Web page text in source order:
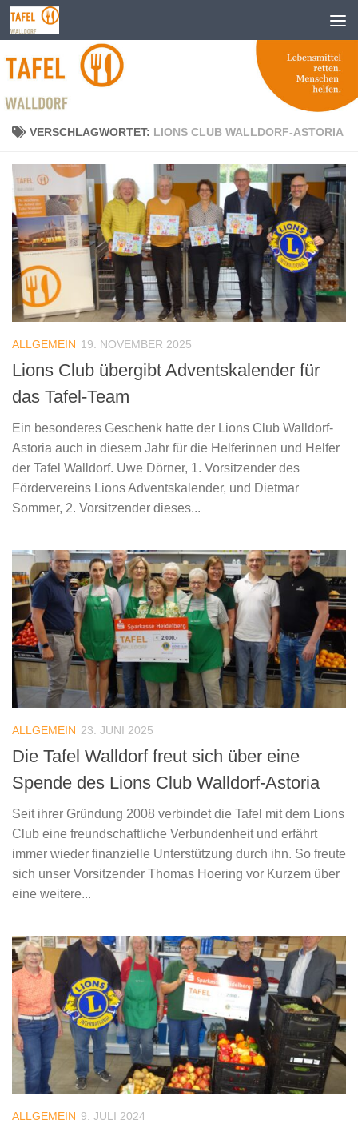
Zum Inhalt springen
VERSCHLAGWORTET: LIONS CLUB WALLDORF-ASTORIA
ALLGEMEIN 19. NOVEMBER 2025
Lions Club übergibt Adventskalender für
das Tafel-Team
Ein besonderes Geschenk hatte der Lions Club Walldorf-
Astoria auch in diesem Jahr für die Helferinnen und Helfer
der Tafel Walldorf. Uwe Dörner, 1. Vorsitzender des
Fördervereins Lions Adventskalender, und Dietmar
Sommer, 2. Vorsitzender dieses...
ALLGEMEIN 23. JUNI 2025
Die Tafel Walldorf freut sich über eine
Spende des Lions Club Walldorf-Astoria
Seit ihrer Gründung 2008 verbindet die Tafel mit dem Lions
Club eine freundschaftliche Verbundenheit und erfährt
immer wieder finanzielle Unterstützung durch ihn. So freute
sich unser Vorsitzender Thomas Hoering vor Kurzem über
eine weitere...
ALLGEMEIN 9. JULI 2024